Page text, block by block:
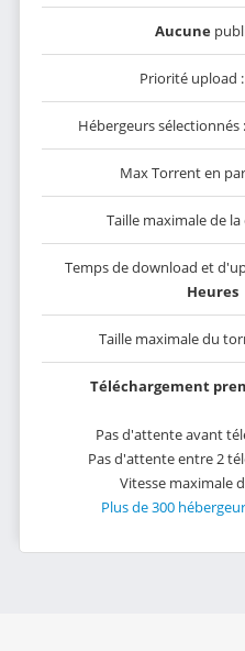
Aucune
Priorité upload :
Hébergeurs sélectionnés :
Max Torrent en
Taille maximale de la
Temps de download et
Heures
Taille maximale du
Téléchargement
Pas d'attente avant
Pas d'attente entre 2
Vitesse maximale
Plus de 300